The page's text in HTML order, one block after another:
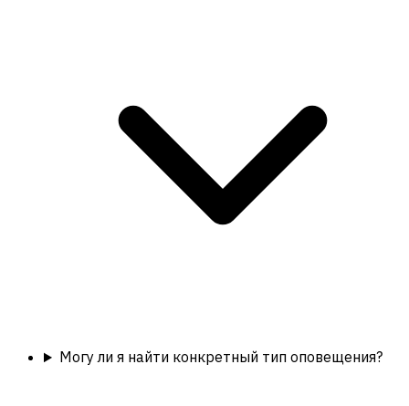
Могу ли я найти конкретный тип оповещения?